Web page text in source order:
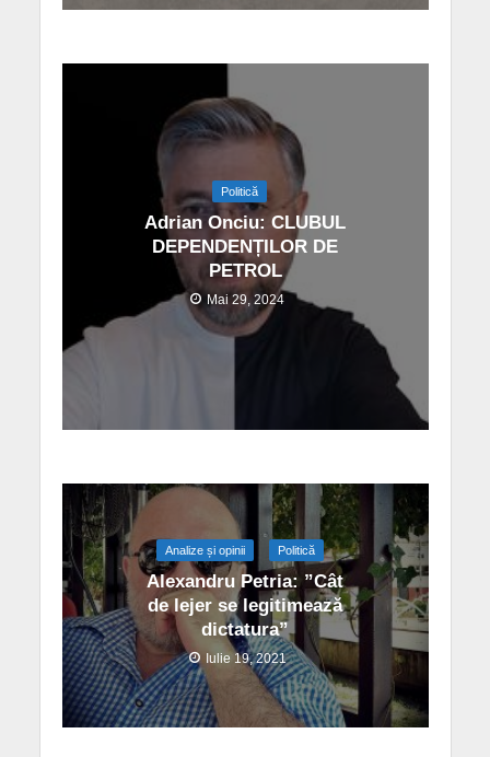
Politică
Adrian Onciu: CLUBUL
DEPENDENȚILOR DE
PETROL
Mai 29, 2024
Analize și opinii Politică
Alexandru Petria: ”Cât
de lejer se legitimează
dictatura”
Iulie 19, 2021